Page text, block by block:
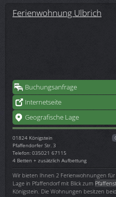
Ferienwohnung Ulbrich
Buchungsanfrage
Internetseite
Geografische Lage
01824 Königstein
Pfaffendorfer Str. 3
Telefon: 035021 67115
4 Betten + zusätzlich Aufbettung
Wir bieten Ihnen 2 Ferienwohnungen
Lage in Pfaffendorf mit Blick zum
Königstein. Die Wohnungen besitzen